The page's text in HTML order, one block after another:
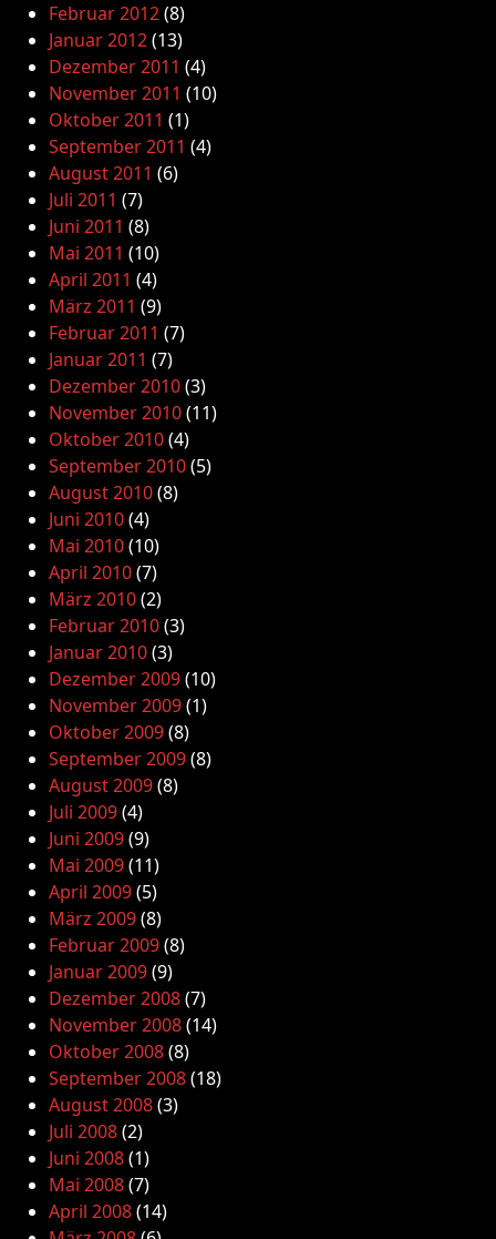
Februar 2012(8)
Januar 2012(13)
Dezember 2011 (4)
November 2011 (10)
Oktober 2011 (1)
September 2011 (4)
August 2011 (6)
Juli 2011 (7)
Juni 2011 (8)
Mai 2011 (10)
April 2011 (4)
März 2011 (9)
Februar 2011 (7)
Januar 2011 (7)
Dezember 2010(3)
November 2010(11)
Oktober 2010(4)
September 2010(5)
August 2010(8)
Juni 2010(4)
Mai 2010(10)
April 2010(7)
März 2010(2)
Februar 2010(3)
Januar 2010(3)
Dezember 2009(10)
November 2009(1)
Oktober 2009(8)
September 2009(8)
August 2009(8)
Juli 2009(4)
Juni 2009(9)
Mai 2009(11)
April 2009(5)
März 2009(8)
Februar 2009(8)
Januar 2009(9)
Dezember 2008(7)
November 2008(14)
Oktober 2008(8)
September 2008(18)
August 2008(3)
Juli 2008(2)
Juni 2008(1)
Mai 2008(7)
April 2008(14)